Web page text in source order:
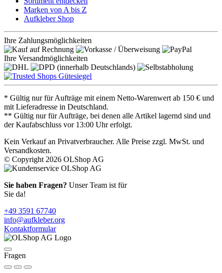
Marken von A bis Z
Aufkleber Shop
Ihre Zahlungsmöglichkeiten
Ihre Versandmöglichkeiten
* Gültig nur für Aufträge mit einem Netto-Warenwert ab 150 € und
mit Lieferadresse in Deutschland.
** Gültig nur für Aufträge, bei denen alle Artikel lagernd sind und
der Kaufabschluss vor 13:00 Uhr erfolgt.
Kein Verkauf an Privatverbraucher. Alle Preise zzgl. MwSt. und
Versandkosten.
© Copyright 2026 OLShop AG
Sie haben Fragen? Unser Team ist für
Sie da!
+49 3591 67740
info@aufkleber.org
Kontaktformular
Fragen